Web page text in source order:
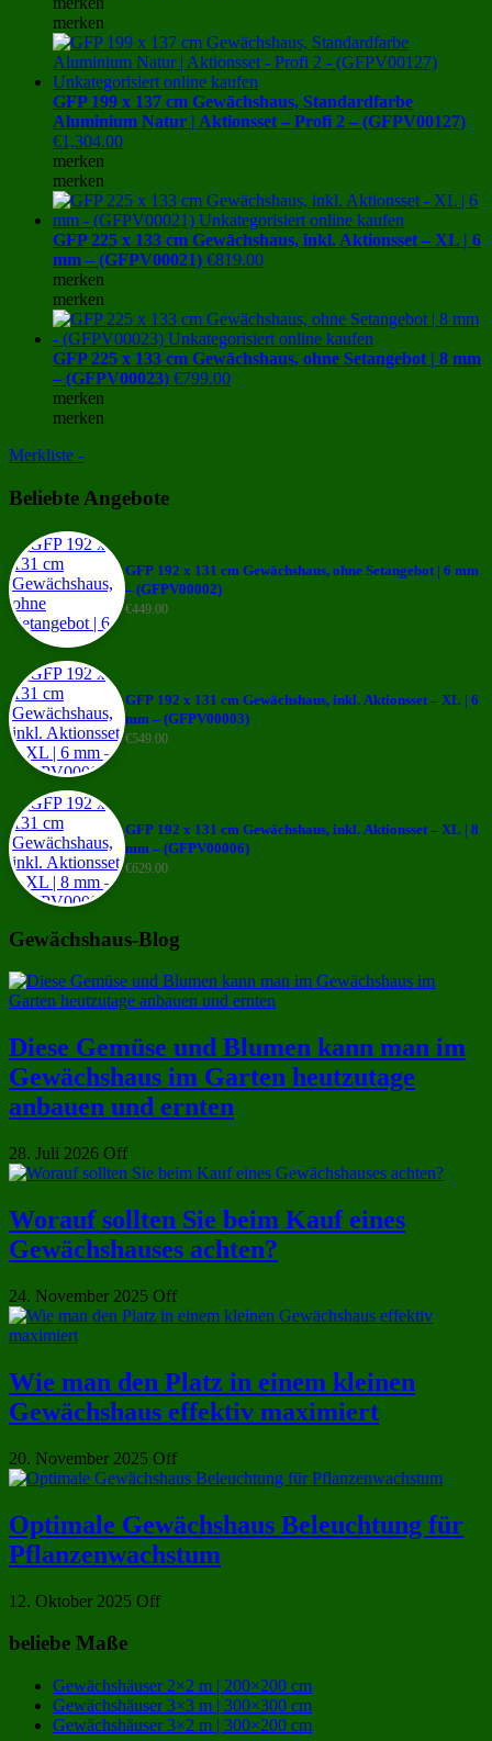
merken
GFP 199 x 137 cm Gewächshaus, Standardfarbe
Aluminium Natur | Aktionsset – Profi 2 – (GFPV00127)
€1,304.00
merken
merken
GFP 225 x 133 cm Gewächshaus, inkl. Aktionsset – XL | 6
mm – (GFPV00021) €819.00
merken
merken
GFP 225 x 133 cm Gewächshaus, ohne Setangebot | 8 mm
– (GFPV00023) €799.00
merken
merken
Merkliste -
Beliebte Angebote
GFP 192 x 131 cm Gewächshaus, ohne Setangebot | 6 mm
– (GFPV00002)
€449.00
GFP 192 x 131 cm Gewächshaus, inkl. Aktionsset – XL | 6
mm – (GFPV00003)
€549.00
GFP 192 x 131 cm Gewächshaus, inkl. Aktionsset – XL | 8
mm – (GFPV00006)
€629.00
Gewächshaus-Blog
Diese Gemüse und Blumen kann man im
Gewächshaus im Garten heutzutage
anbauen und ernten
28. Juli 2026 Off
Worauf sollten Sie beim Kauf eines
Gewächshauses achten?
24. November 2025 Off
Wie man den Platz in einem kleinen
Gewächshaus effektiv maximiert
20. November 2025 Off
Optimale Gewächshaus Beleuchtung für
Pflanzenwachstum
12. Oktober 2025 Off
beliebe Maße
Gewächshäuser 2×2 m | 200×200 cm
Gewächshäuser 3×3 m | 300×300 cm
Gewächshäuser 3×2 m | 300×200 cm